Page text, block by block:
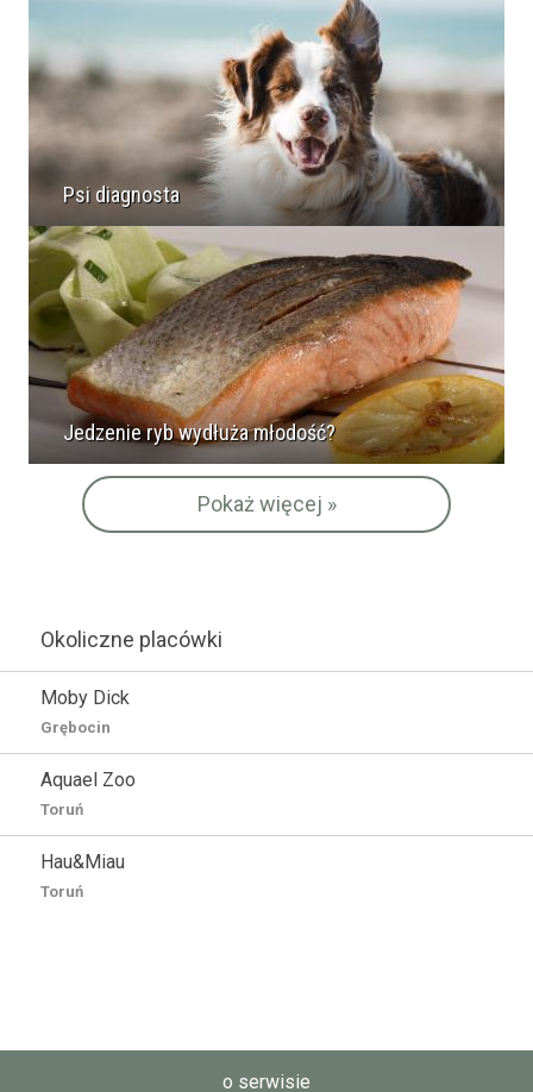
Psi diagnosta
Jedzenie ryb wydłuża młodość?
Pokaż więcej »
Okoliczne placówki
Moby Dick
Grębocin
Aquael Zoo
Toruń
Hau&Miau
Toruń
o serwisie